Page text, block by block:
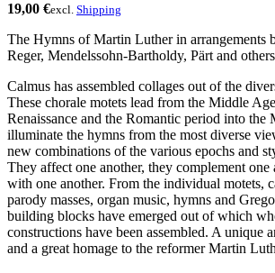
19,00 €excl. Shipping
The Hymns of Martin Luther in arrangements
Reger, Mendelssohn-Bartholdy, Pärt and
Calmus has assembled collages out of the
These chorale motets lead from the Middle
Renaissance and the Romantic period into the
illuminate the hymns from the most diverse
new combinations of the various epochs and
They affect one another, they complement one
with one another. From the individual motets,
parody masses, organ music, hymns and
building blocks have emerged out of which
constructions have been assembled. A unique
and a great homage to the reformer Martin